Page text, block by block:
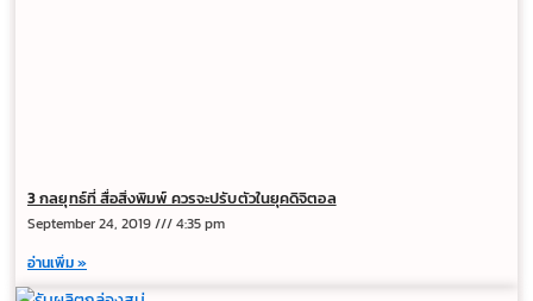
3 กลยุทธ์ที่ สื่อสิ่งพิมพ์ ควรจะปรับตัวในยุคดิจิตอล
September 24, 2019
4:35 pm
อ่านเพิ่ม »